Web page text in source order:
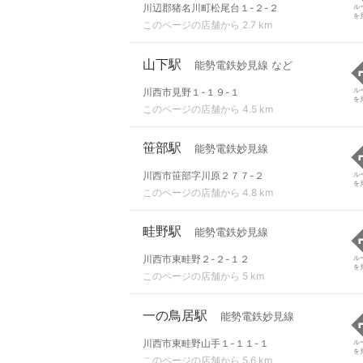
川辺郡猪名川町松尾台１-２-２
このページの店舗から 2.7 km
ル
を
山下駅 能勢電鉄妙見線 など
川西市見野１-１９-１
このページの店舗から 4.5 km
ル
を
笹部駅 能勢電鉄妙見線
川西市笹部字川原２７７-２
このページの店舗から 4.8 km
ル
を
畦野駅 能勢電鉄妙見線
川西市東畦野２-２-１２
このページの店舗から 5 km
ル
を
一の鳥居駅 能勢電鉄妙見線
川西市東畦野山手１-１１-１
このページの店舗から 5.6 km
ル
を